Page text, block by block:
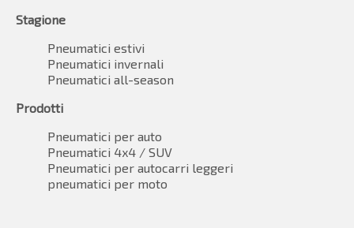
Stagione
Pneumatici estivi
Pneumatici invernali
Pneumatici all-season
Prodotti
Pneumatici per auto
Pneumatici 4x4 / SUV
Pneumatici per autocarri leggeri
pneumatici per moto